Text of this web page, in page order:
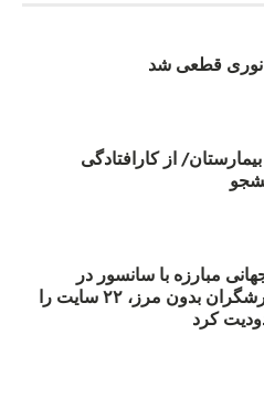
قطعی شد
از کارافتادگی
روز جهانی مبارزه با سانسور در
اینترنت: #آزادی هم‌آیند گزارشگران‌ بدون مرز، ۲۲ سایت را
کرد